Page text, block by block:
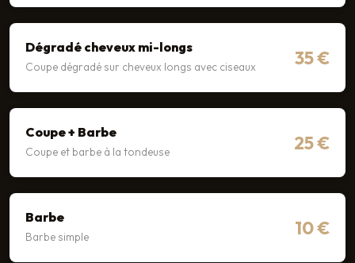
Dégradé cheveux mi-longs
Coupe dégradé sur cheveux longs avec ciseaux 35 €
Coupe + Barbe
Coupe et barbe à la tondeuse 25 €
Barbe
Barbe simple 10 €